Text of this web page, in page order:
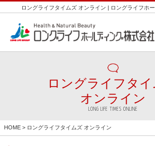
ロングライフタイムズ オンライン | ロングライフホ
ロングライフタ
オンライン
LONG LIFE TIMES ONLINE
HOME > ロングライフタイムズ オンライン